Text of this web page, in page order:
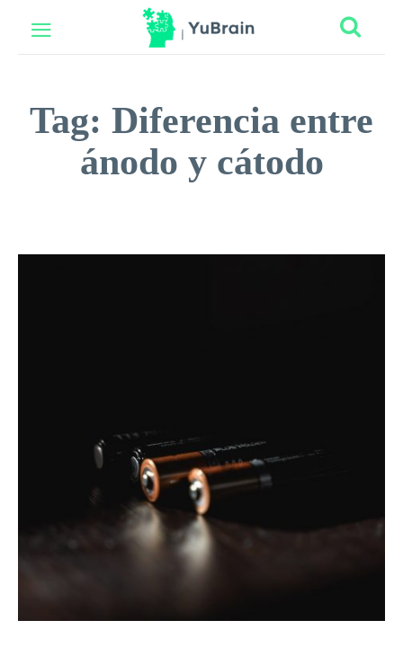
Tag: Diferencia entre
ánodo y cátodo